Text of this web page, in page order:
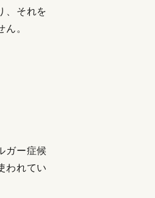
、それを
。
ガー症候
われてい